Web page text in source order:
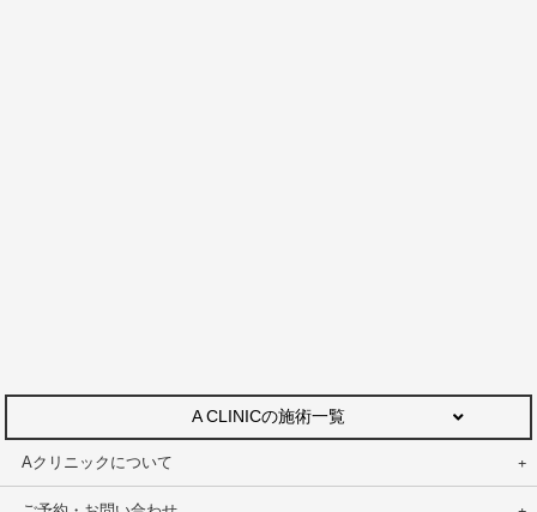
A CLINICの施術一覧
Aクリニックについて